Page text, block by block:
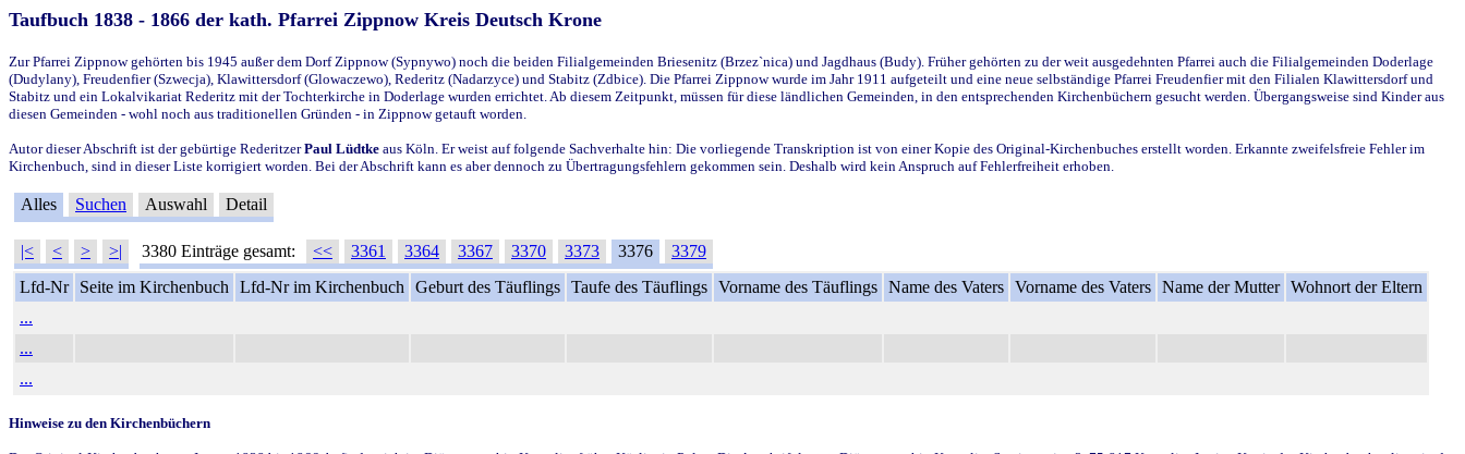
Taufbuch 1838 - 1866 der kath. Pfarrei Zippnow Kreis Deutsch Krone
Zur Pfarrei Zippnow gehörten bis 1945 außer dem Dorf Zippnow (Sypnywo) noch die beiden Filialgemeinden Briesenitz (Brzez`nica) und Jagdhaus (Budy). Früher gehörten zu der weit ausgedehnten Pfarrei auch die Filialgemeinden Doderlage
(Dudylany), Freudenfier (Szwecja), Klawittersdorf (Glowaczewo), Rederitz (Nadarzyce) und Stabitz (Zdbice). Die Pfarrei Zippnow wurde im Jahr 1911 aufgeteilt und eine neue selbständige Pfarrei Freudenfier mit den Filialen Klawittersdorf und
Stabitz und ein Lokalvikariat Rederitz mit der Tochterkirche in Doderlage wurden errichtet. Ab diesem Zeitpunkt, müssen für diese ländlichen Gemeinden, in den entsprechenden Kirchenbüchern gesucht werden. Übergangsweise sind Kinder aus
diesen Gemeinden - wohl noch aus traditionellen Gründen - in Zippnow getauft worden.
Autor dieser Abschrift ist der gebürtige RederitzerPaul Lüdtke aus Köln. Er weist auf folgende Sachverhalte hin: Die vorliegende Transkription ist von einer Kopie des Original-Kirchenbuches erstellt worden. Erkannte zweifelsfreie Fehler im
Kirchenbuch, sind in dieser Liste korrigiert worden. Bei der Abschrift kann es aber dennoch zu Übertragungsfehlern gekommen sein. Deshalb wird kein Anspruch auf Fehlerfreiheit erhoben.
Alles Suchen Auswahl Detail
|< < > >| 3380 Einträge gesamt: << 3361 3364 3367 3370 3373 3376
3379
Lfd-Nr
Seite im Kirchenbuch Lfd-Nr im Kirchenbuch Geburt des Täuflings Taufe des Täuflings Vorname des Täuflings Name des Vaters Vorname des Vaters Name der Mutter Wohnort der Eltern
...
...
...
Hinweise zu den Kirchenbüchern